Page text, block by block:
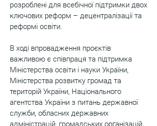
розроблені для всебічної підтримки двох
ключових реформ – децентралізації та
реформі освіти.
В ході впровадження проєктів
важливою є співпраця та підтримка
Міністерства освіти і науки України,
Міністерства розвитку громад та
територій України, Національного
агентства України з питань державної
служби, обласних державних
адміністрацій, громадських організацій,